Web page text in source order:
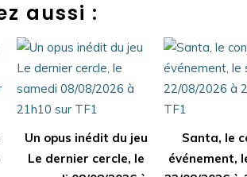
aussi :
Un opus inédit du jeu
Le dernier cercle, le
Santa, le
événement,